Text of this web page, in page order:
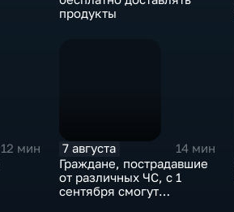
продукты
12 мин
7 августа
14 мин
Граждане, пострадавшие
от различных ЧС, с 1
сентября смогут